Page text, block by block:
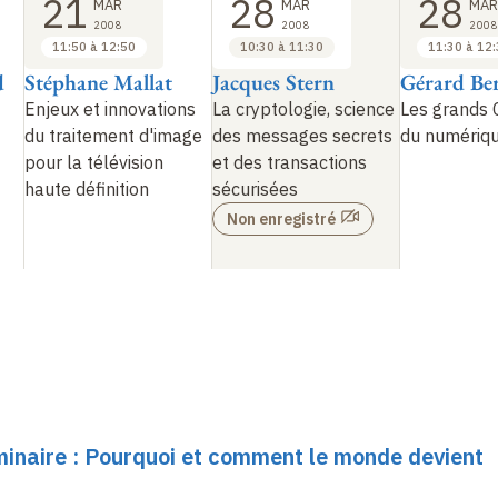
Enjeux et innovations
du traitement d'image
pour la télévision
haute définition
Stéphane Mallat
21 MAR
2008
11:50 à 12:50
La cryptologie, science
des messages secrets
et des transactions
sécurisées
Jacques Stern
28 MAR
2008
10:30 à 11:30
Non enregistré
Les grands
du
Gérard
28 MAR
2008
11:30 à
: Pourquoi et comment le monde devient